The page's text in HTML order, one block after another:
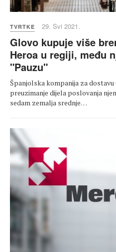
TVRTKE 29. Svi 2021.
Glovo kupuje više
Heroa u regiji, među
"Pauzu"
Španjolska kompanija za dostavu
preuzimanje dijela poslovanja
sedam zemalja srednje…